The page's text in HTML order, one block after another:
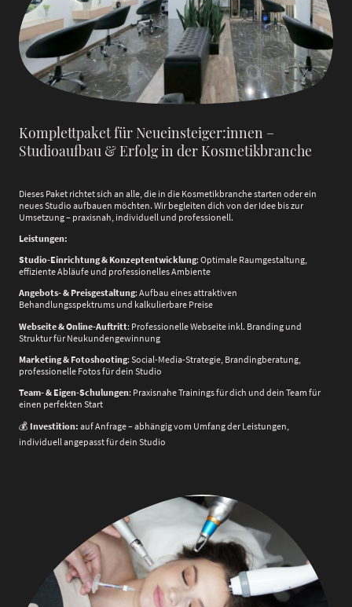
Komplettpaket für Neueinsteiger:innen –
Studioaufbau & Erfolg in der Kosmetikbranche
Dieses Paket richtet sich an alle, die in die Kosmetikbranche starten oder ein
neues Studio aufbauen möchten. Wir begleiten dich von der Idee bis zur
Umsetzung – praxisnah, individuell und professionell.
Leistungen:
Studio-Einrichtung & Konzeptentwicklung: Optimale Raumgestaltung,
effiziente Abläufe und professionelles Ambiente
Angebots- & Preisgestaltung: Aufbau eines attraktiven
Behandlungsspektrums und kalkulierbare Preise
Webseite & Online-Auftritt: Professionelle Webseite inkl. Branding und
Struktur für Neukundengewinnung
Marketing & Fotoshooting: Social-Media-Strategie, Brandingberatung,
professionelle Fotos für dein Studio
Team- & Eigen-Schulungen: Praxisnahe Trainings für dich und dein Team für
einen perfekten Start
💰 Investition: auf Anfrage – abhängig vom Umfang der Leistungen,
individuell angepasst für dein Studio